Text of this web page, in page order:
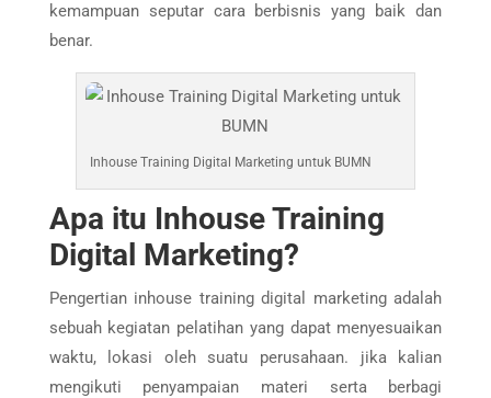
kemampuan seputar cara berbisnis yang baik dan
benar.
Inhouse Training Digital Marketing untuk BUMN
Apa itu Inhouse Training
Digital Marketing?
Pengertian inhouse training digital marketing adalah
sebuah kegiatan pelatihan yang dapat menyesuaikan
waktu, lokasi oleh suatu perusahaan. jika kalian
mengikuti penyampaian materi serta berbagi